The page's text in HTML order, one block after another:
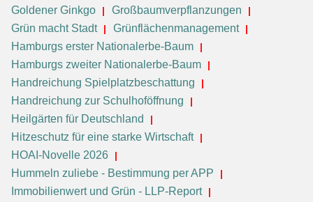
Goldener Ginkgo
Großbaumverpflanzungen
Grün macht Stadt
Grünflächenmanagement
Hamburgs erster Nationalerbe-Baum
Hamburgs zweiter Nationalerbe-Baum
Handreichung Spielplatzbeschattung
Handreichung zur Schulhoföffnung
Heilgärten für Deutschland
Hitzeschutz für eine starke Wirtschaft
HOAI-Novelle 2026
Hummeln zuliebe - Bestimmung per APP
Immobilienwert und Grün - LLP-Report